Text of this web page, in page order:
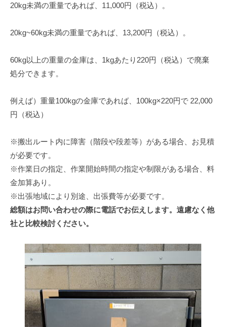
20kg未満の重量であれば、11,000円（税込）。
20kg~60kg未満の重量であれば、13,200円（税込）。
60kg以上の重量の金庫は、1kgあたり220円（税込）で廃棄
処分できます。
例えば）重量100kgの金庫であれば、100kg×220円で 22,000
円（税込）
※搬出ルート内に障害（階段や段差等）がある場合、お見積
が必要です。
※作業日の指定、作業開始時間の指定や制限がある場合、料
金加算あり。
※出張地域により別途、出張費等が必要です。
総額はお問い合わせの際に電話でお伝えします。遠慮なく他
社と比較検討ください。